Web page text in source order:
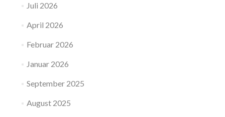
Juli 2026
April 2026
Februar 2026
Januar 2026
September 2025
August 2025